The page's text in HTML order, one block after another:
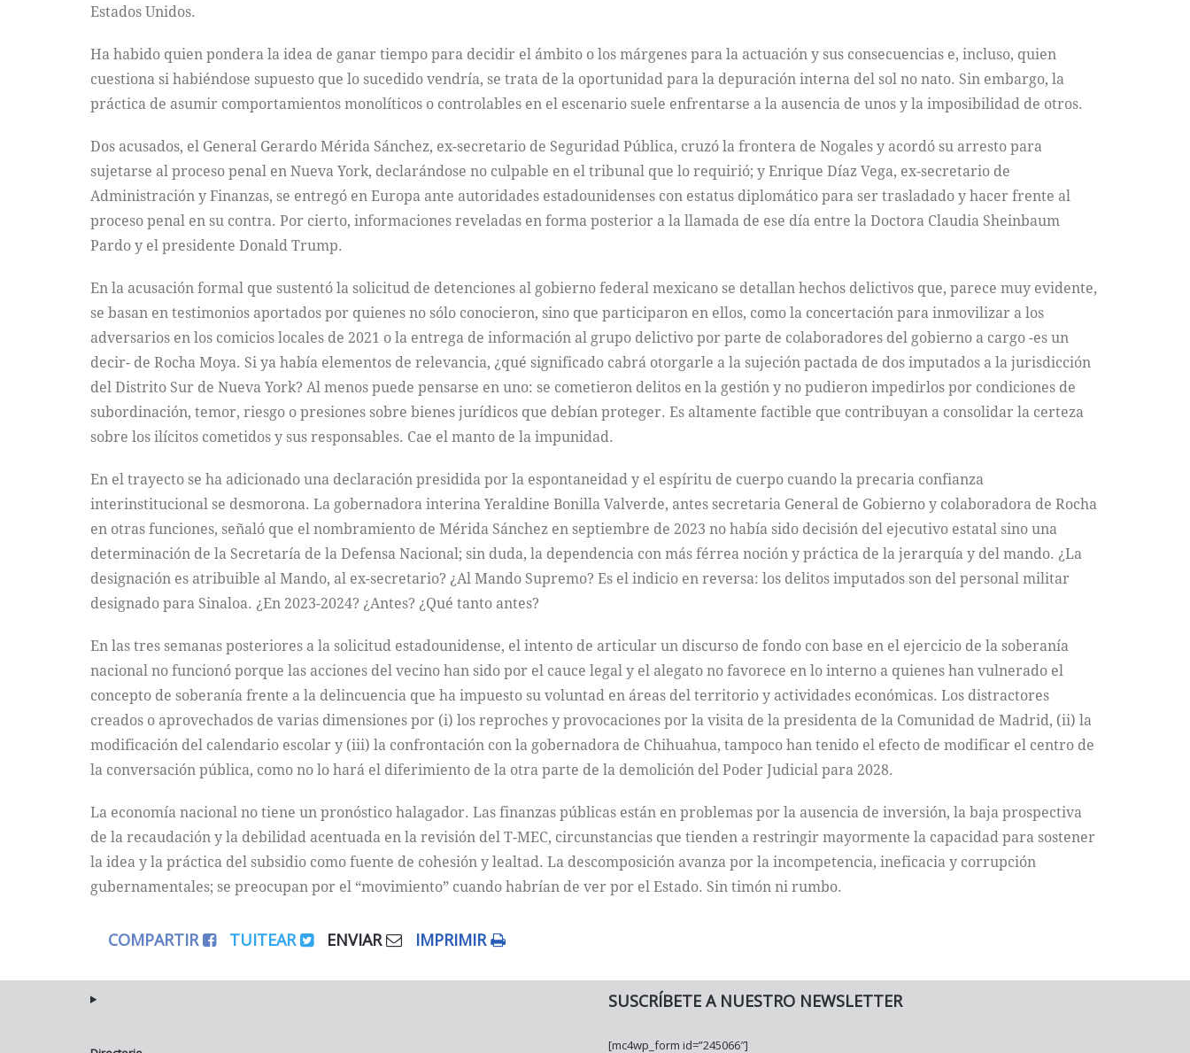
Estados Unidos.
Ha habido quien pondera la idea de ganar tiempo para decidir el ámbito o los márgenes para la actuación y sus consecuencias e, incluso, quien
cuestiona si habiéndose supuesto que lo sucedido vendría, se trata de la oportunidad para la depuración interna del sol no nato. Sin embargo, la
práctica de asumir comportamientos monolíticos o controlables en el escenario suele enfrentarse a la ausencia de unos y la imposibilidad de otros.
Dos acusados, el General Gerardo Mérida Sánchez, ex-secretario de Seguridad Pública, cruzó la frontera de Nogales y acordó su arresto para
sujetarse al proceso penal en Nueva York, declarándose no culpable en el tribunal que lo requirió; y Enrique Díaz Vega, ex-secretario de
Administración y Finanzas, se entregó en Europa ante autoridades estadounidenses con estatus diplomático para ser trasladado y hacer frente al
proceso penal en su contra. Por cierto, informaciones reveladas en forma posterior a la llamada de ese día entre la Doctora Claudia Sheinbaum
Pardo y el presidente Donald Trump.
En la acusación formal que sustentó la solicitud de detenciones al gobierno federal mexicano se detallan hechos delictivos que, parece muy evidente,
se basan en testimonios aportados por quienes no sólo conocieron, sino que participaron en ellos, como la concertación para inmovilizar a los
adversarios en los comicios locales de 2021 o la entrega de información al grupo delictivo por parte de colaboradores del gobierno a cargo -es un
decir- de Rocha Moya. Si ya había elementos de relevancia, ¿qué significado cabrá otorgarle a la sujeción pactada de dos imputados a la jurisdicción
del Distrito Sur de Nueva York? Al menos puede pensarse en uno: se cometieron delitos en la gestión y no pudieron impedirlos por condiciones de
subordinación, temor, riesgo o presiones sobre bienes jurídicos que debían proteger. Es altamente factible que contribuyan a consolidar la certeza
sobre los ilícitos cometidos y sus responsables. Cae el manto de la impunidad.
En el trayecto se ha adicionado una declaración presidida por la espontaneidad y el espíritu de cuerpo cuando la precaria confianza
interinstitucional se desmorona. La gobernadora interina Yeraldine Bonilla Valverde, antes secretaria General de Gobierno y colaboradora de Rocha
en otras funciones, señaló que el nombramiento de Mérida Sánchez en septiembre de 2023 no había sido decisión del ejecutivo estatal sino una
determinación de la Secretaría de la Defensa Nacional; sin duda, la dependencia con más férrea noción y práctica de la jerarquía y del mando. ¿La
designación es atribuible al Mando, al ex-secretario? ¿Al Mando Supremo? Es el indicio en reversa: los delitos imputados son del personal militar
designado para Sinaloa. ¿En 2023-2024? ¿Antes? ¿Qué tanto antes?
En las tres semanas posteriores a la solicitud estadounidense, el intento de articular un discurso de fondo con base en el ejercicio de la soberanía
nacional no funcionó porque las acciones del vecino han sido por el cauce legal y el alegato no favorece en lo interno a quienes han vulnerado el
concepto de soberanía frente a la delincuencia que ha impuesto su voluntad en áreas del territorio y actividades económicas. Los distractores
creados o aprovechados de varias dimensiones por (i) los reproches y provocaciones por la visita de la presidenta de la Comunidad de Madrid, (ii) la
modificación del calendario escolar y (iii) la confrontación con la gobernadora de Chihuahua, tampoco han tenido el efecto de modificar el centro de
la conversación pública, como no lo hará el diferimiento de la otra parte de la demolición del Poder Judicial para 2028.
La economía nacional no tiene un pronóstico halagador. Las finanzas públicas están en problemas por la ausencia de inversión, la baja prospectiva
de la recaudación y la debilidad acentuada en la revisión del T-MEC, circunstancias que tienden a restringir mayormente la capacidad para sostener
la idea y la práctica del subsidio como fuente de cohesión y lealtad. La descomposición avanza por la incompetencia, ineficacia y corrupción
gubernamentales; se preocupan por el “movimiento” cuando habrían de ver por el Estado. Sin timón ni rumbo.
COMPARTIR TUITEAR ENVIAR IMPRIMIR
SUSCRÍBETE A NUESTRO NEWSLETTER
[mc4wp_form id=”245066″]